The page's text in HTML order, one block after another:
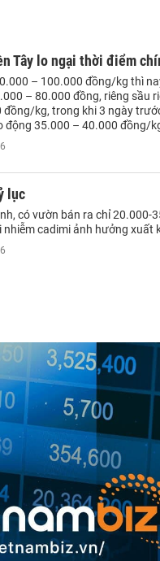
Tây lo ngại thời điểm
– 100.000 đồng/kg thì
– 80.000 đồng, riêng sầu
đồng/kg, trong khi 3 ngày
động 35.000 – 40.000 đồng/
lục
có vườn bán ra chỉ 20.000-
nhiễm cadimi ảnh hưởng xuất